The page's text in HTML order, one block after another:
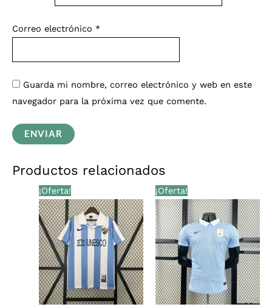
Correo electrónico *
Guarda mi nombre, correo electrónico y web en este
navegador para la próxima vez que comente.
Productos relacionados
¡Oferta!
El
precio
original
era:
€36,00.
precio
actual
es:
€29,99.
¡Oferta!
El
precio
original
era:
€36,00.
precio
actual
es:
€29,99.